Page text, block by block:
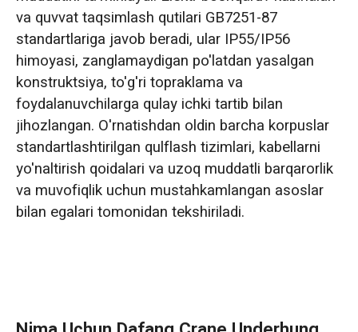
va quvvat taqsimlash qutilari GB7251-87
standartlariga javob beradi, ular IP55/IP56
himoyasi, zanglamaydigan po'latdan yasalgan
konstruktsiya, to'g'ri topraklama va
foydalanuvchilarga qulay ichki tartib bilan
jihozlangan. O'rnatishdan oldin barcha korpuslar
standartlashtirilgan qulflash tizimlari, kabellarni
yo'naltirish qoidalari va uzoq muddatli barqarorlik
va muvofiqlik uchun mustahkamlangan asoslar
bilan egalari tomonidan tekshiriladi.